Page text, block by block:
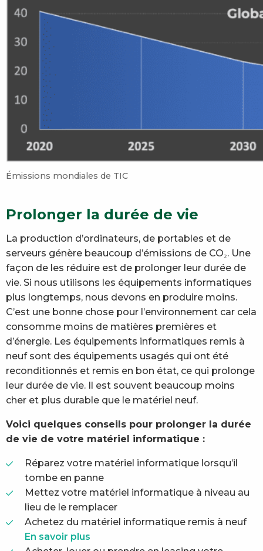
Émissions mondiales de TIC
Prolonger la durée de vie
La production d’ordinateurs, de portables et de
serveurs génère beaucoup d’émissions de CO₂. Une
façon de les réduire est de prolonger leur durée de
vie. Si nous utilisons les équipements informatiques
plus longtemps, nous devons en produire moins.
C’est une bonne chose pour l’environnement car cela
consomme moins de matières premières et
d’énergie. Les équipements informatiques remis à
neuf sont des équipements usagés qui ont été
reconditionnés et remis en bon état, ce qui prolonge
leur durée de vie. Il est souvent beaucoup moins
cher et plus durable que le matériel neuf.
Voici quelques conseils pour prolonger la durée
de vie de votre matériel informatique :
Réparez votre matériel informatique lorsqu’il
tombe en panne
Mettez votre matériel informatique à niveau au
lieu de le remplacer
Achetez du matériel informatique remis à neuf
En savoir plus